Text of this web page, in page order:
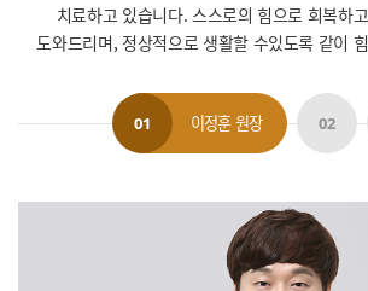
치료하고 있습니다. 스스로의 힘으로 회복하
도와드리며, 정상적으로 생활할 수있도록 같이
01 이정훈 원장 02